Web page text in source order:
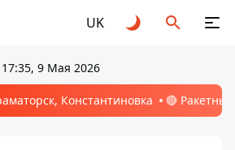
UK
17:35, 9 Мая 2026
Константиновка 🔴